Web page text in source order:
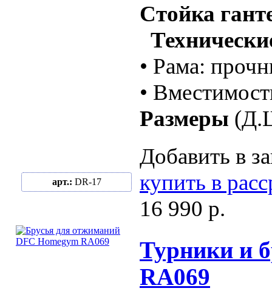
Стойка
• Рама:
•
Размеры
арт.: DR-17
Добавить в
купить в
16 990 р.
Турники и
RA069